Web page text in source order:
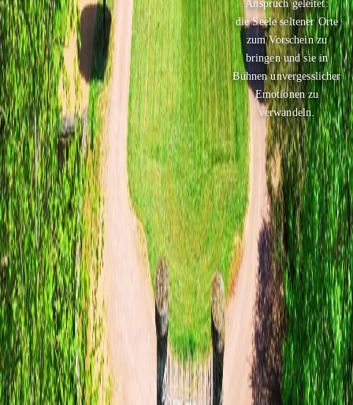
Anspruch geleitet:
die Seele seltener Orte
zum Vorschein zu
bringen und sie in
Bühnen unvergesslicher
Emotionen zu
verwandeln.